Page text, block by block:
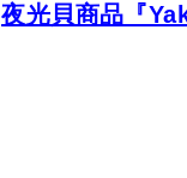
夜光貝商品『